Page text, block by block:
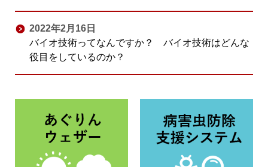
2022年2月16日
バイオ技術ってなんですか？ バイオ技術はどんな
役目をしているのか？